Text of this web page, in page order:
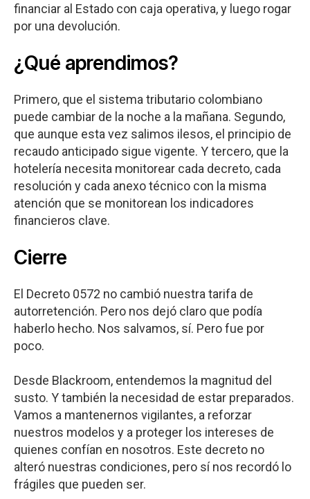
financiar al Estado con caja operativa, y luego rogar
por una devolución.
¿Qué aprendimos?
Primero, que el sistema tributario colombiano
puede cambiar de la noche a la mañana. Segundo,
que aunque esta vez salimos ilesos, el principio de
recaudo anticipado sigue vigente. Y tercero, que la
hotelería necesita monitorear cada decreto, cada
resolución y cada anexo técnico con la misma
atención que se monitorean los indicadores
financieros clave.
Cierre
El Decreto 0572 no cambió nuestra tarifa de
autorretención. Pero nos dejó claro que podía
haberlo hecho. Nos salvamos, sí. Pero fue por
poco.
Desde Blackroom, entendemos la magnitud del
susto. Y también la necesidad de estar preparados.
Vamos a mantenernos vigilantes, a reforzar
nuestros modelos y a proteger los intereses de
quienes confían en nosotros. Este decreto no
alteró nuestras condiciones, pero sí nos recordó lo
frágiles que pueden ser.